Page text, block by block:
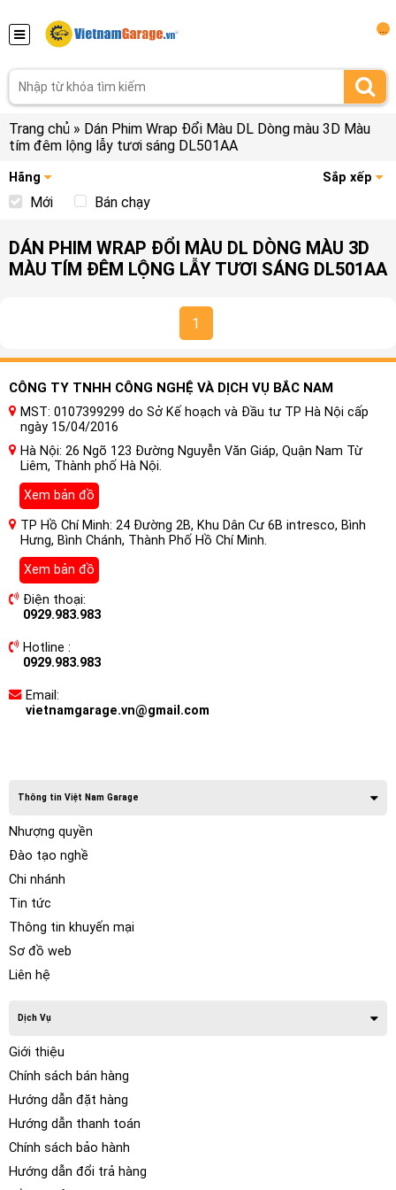
Trang chủ » Dán Phim Wrap Đổi Màu DL Dòng màu 3D Màu
tím đêm lộng lẫy tươi sáng DL501AA
Hãng Sắp xếp
Mới Bán chạy
DÁN PHIM WRAP ĐỔI MÀU DL DÒNG MÀU 3D
MÀU TÍM ĐÊM LỘNG LẪY TƯƠI SÁNG DL501AA
1
CÔNG TY TNHH CÔNG NGHỆ VÀ DỊCH VỤ BẮC NAM
MST: 0107399299 do Sở Kế hoạch và Đầu tư TP Hà Nội cấp
ngày 15/04/2016
Hà Nội: 26 Ngõ 123 Đường Nguyễn Văn Giáp, Quận Nam Từ
Liêm, Thành phố Hà Nội.
Xem bản đồ
TP Hồ Chí Minh: 24 Đường 2B, Khu Dân Cư 6B intresco, Bình
Hưng, Bình Chánh, Thành Phố Hồ Chí Minh.
Xem bản đồ
Điện thoại:
0929.983.983
Hotline :
0929.983.983
Email:
vietnamgarage.vn@gmail.com
Thông tin Việt Nam Garage
Nhượng quyền
Đào tạo nghề
Chi nhánh
Tin tức
Thông tin khuyến mại
Sơ đồ web
Liên hệ
Dịch Vụ
Giới thiệu
Chính sách bán hàng
Hướng dẫn đặt hàng
Hướng dẫn thanh toán
Chính sách bảo hành
Hướng dẫn đổi trả hàng